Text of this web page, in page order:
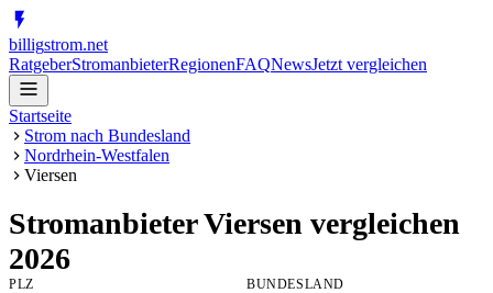
billigstrom.net
RatgeberStromanbieterRegionenFAQNewsJetzt vergleichen
Startseite
Strom nach Bundesland
Nordrhein-Westfalen
Viersen
StromanbieterViersen vergleichen
2026
PLZ BUNDESLAND